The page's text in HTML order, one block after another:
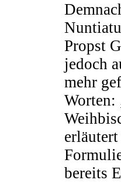
Propst
jedoch
mehr
Worten:
bereits